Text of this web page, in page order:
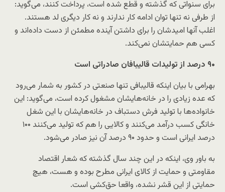
برای سنواتی که گذشته و قطع شده است، پرداخت کنند، می‌گوید:
از طرفی نه تنها توان ادامه کار ندارند و نه کار دیگری لد هستند.
اغلب آنها امیدشان را برای داشتن آینده مطمئن از دست داده‌اند و
کسی هم حمایتشان نمی‌کند.
۹۰ درصد از تولیدات قالیبافان صادراتی است
بهرامی با بیان اینکه قالیبافی تنها صنعتی در کشور به شمار می‌رود
که عده زیادی را در خانه‌هایشان مشغول کرده است، می‌گوید: این
خانواده‌ها با تولید فرش دستباف در خانه‌هایشان با این شغل
خانگی کسب درآمد می‌کنند و کالایی را هم که تولید می‌کنند ۱۰۰
درصد ایرانی است و حدود ۹۰ درصد آن نیز صادر می‌شود.
به باور وی، اینکه در این چند سال گذشته که شعار اقتصاد
مقاومتی و حمایت از کالای ایرانی مطرح بوده و هست، هیچ
حمایتی از این قشر نشده، واقعا حق‌کشی است.